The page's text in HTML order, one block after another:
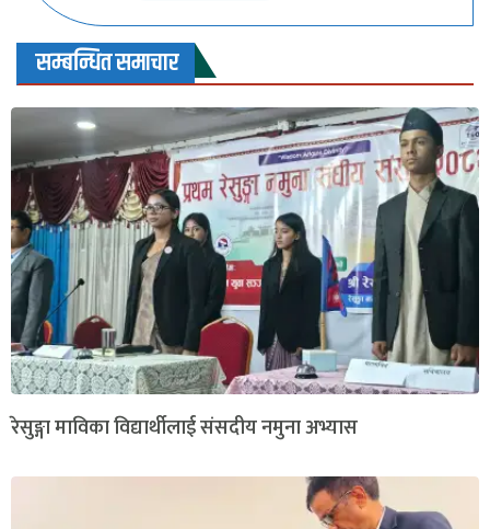
सम्बन्धित समाचार
रेसुङ्गा माविका विद्यार्थीलाई संसदीय नमुना अभ्यास